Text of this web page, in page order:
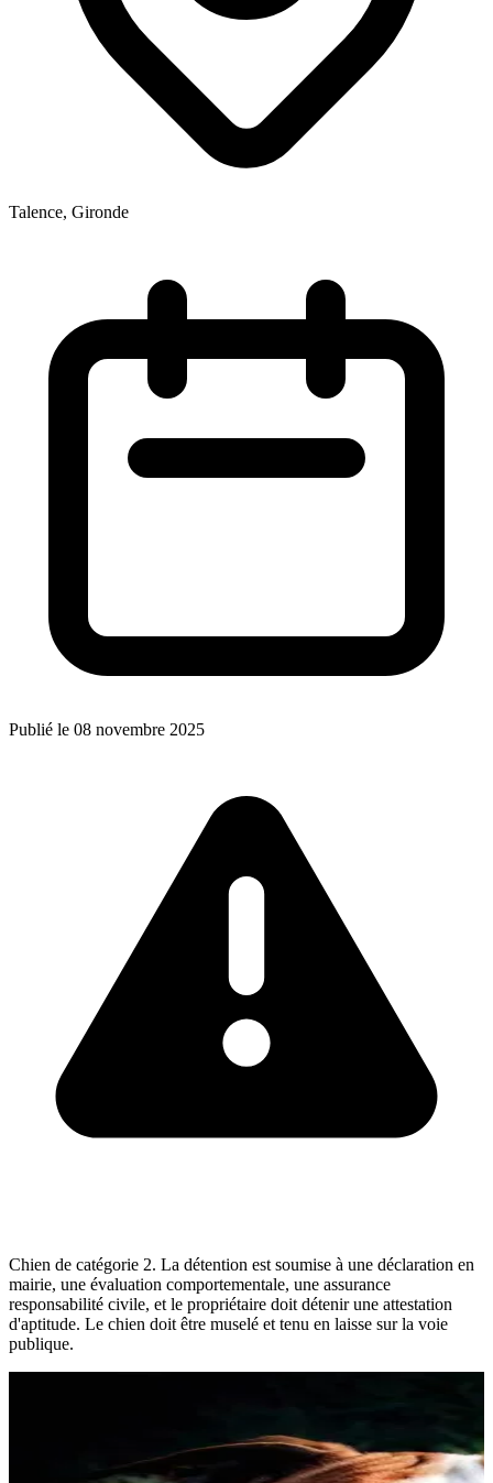
Talence, Gironde
Publié le 08 novembre 2025
Chien de catégorie 2. La détention est soumise à une déclaration en
mairie, une évaluation comportementale, une assurance
responsabilité civile, et le propriétaire doit détenir une attestation
d'aptitude. Le chien doit être muselé et tenu en laisse sur la voie
publique.